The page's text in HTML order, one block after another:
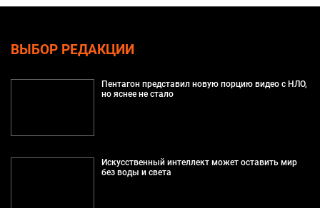
ВЫБОР РЕДАКЦИИ
Пентагон представил новую порцию видео с НЛО,
но яснее не стало
Искусственный интеллект может оставить мир
без воды и света